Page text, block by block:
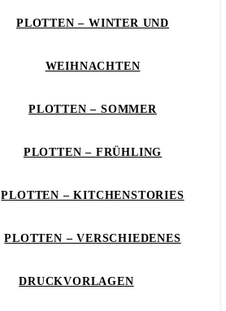
PLOTTEN – WINTER UND
WEIHNACHTEN
PLOTTEN – SOMMER
PLOTTEN – FRÜHLING
PLOTTEN – KITCHENSTORIES
PLOTTEN – VERSCHIEDENES
DRUCKVORLAGEN